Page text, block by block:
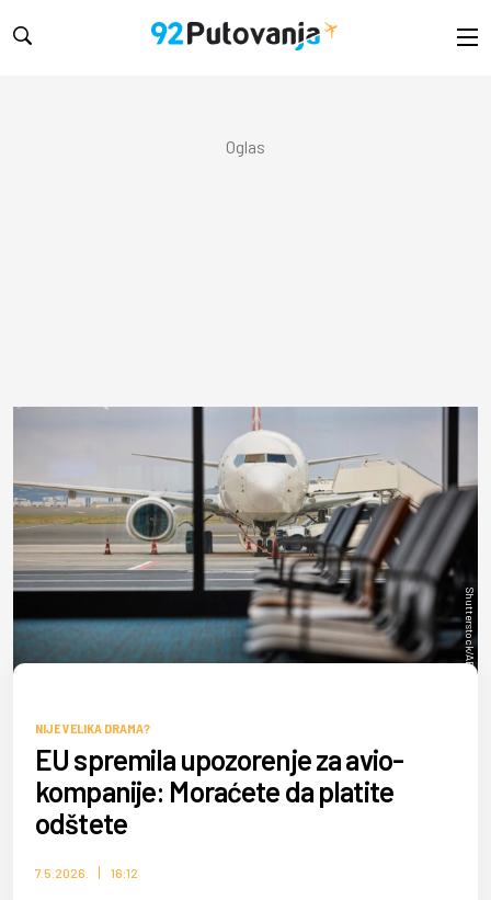
Shutterstock/ABB Photo
NIJE VELIKA DRAMA?
EU spremila upozorenje za avio-
kompanije: Moraćete da platite
odštete
7.5.2026. 16:12